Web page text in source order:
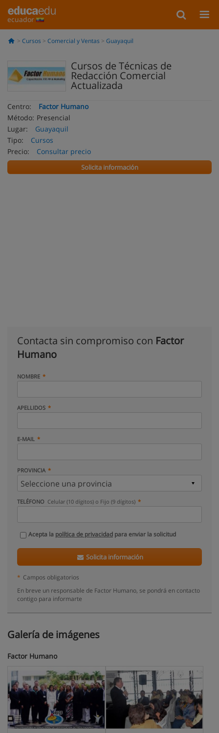
ecuador
Cursos Comercial y Ventas Guayaquil
Cursos de Técnicas de
Redacción Comercial
Actualizada
Centro:
Factor Humano
Método: Presencial
Lugar:
Guayaquil
Tipo:
Cursos
Precio:
Consultar precio
Solicita información
Contacta sin compromiso con Factor
Humano
NOMBRE
APELLIDOS
E-MAIL
PROVINCIA
TELÉFONO Celular (10 dígitos) o Fijo (9 dígitos)
Acepta la política de privacidad para enviar la solicitud
Solicita información
* Campos obligatorios
En breve un responsable de Factor Humano, se pondrá en contacto
contigo para informarte
Galería de imágenes
Factor Humano